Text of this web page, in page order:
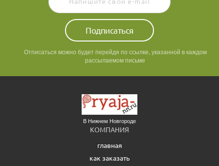
Подписаться
Отписаться можно будет перейдя по ссылке, указанной в каждом
рассылаемом письме
В Нижнем Новгороде
КОМПАНИЯ
главная
как заказать